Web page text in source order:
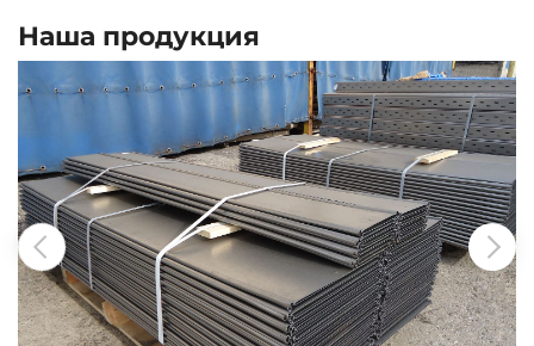
Наша продукция